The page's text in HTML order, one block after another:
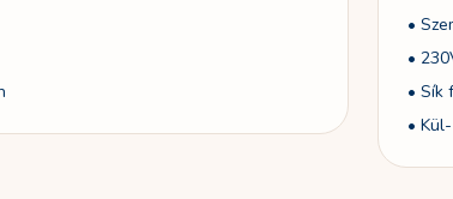
•
•
• Sík
•